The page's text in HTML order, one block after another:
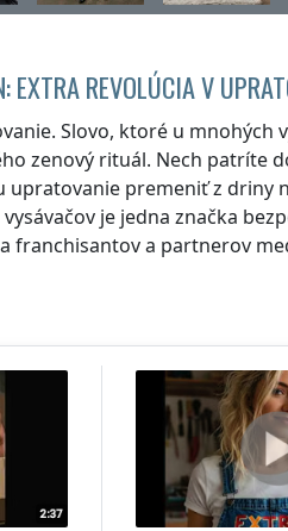
EXTRA REVOLÚCIA V
Slovo, ktoré u mnohých
zenový rituál. Nech patríte
upratovanie premeniť z driny
je jedna značka
franchisantov a partnerov